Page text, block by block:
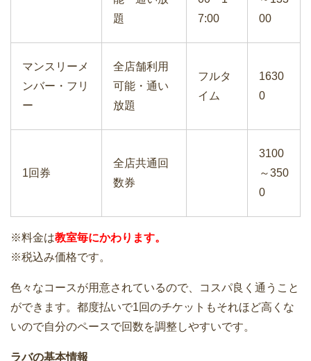
題
7:00
00
マンスリーメ
ンバー・フリ
ー
全店舗利用
可能・通い
放題
フルタ
イム
1630
0
1回券
全店共通回
数券
3100
～350
0
※料金は教室毎にかわります。
※税込み価格です。
色々なコースが用意されているので、コスパ良く通うこと
ができます。都度払いで1回のチケットもそれほど高くな
いので自分のペースで回数を調整しやすいです。
ラバの基本情報